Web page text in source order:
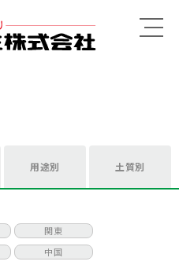
MENU
用途別 土質別
関東
中国